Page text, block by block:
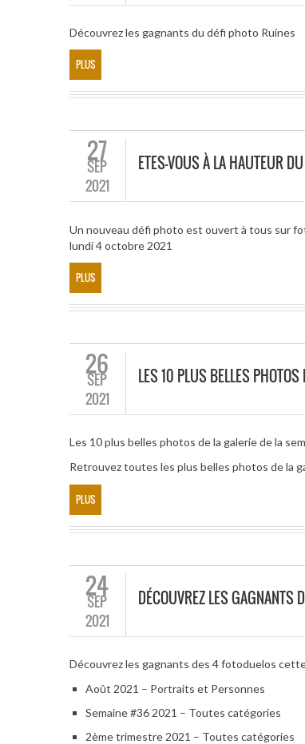
Découvrez les gagnants du défi photo Ruines
PLUS
27
SEP
2021
ETES-VOUS À LA HAUTEUR
Un nouveau défi photo est ouvert à tous sur
lundi 4 octobre 2021
PLUS
26
SEP
2021
LES 10 PLUS BELLES
Les 10 plus belles photos de la galerie de la
Retrouvez toutes les plus belles photos de la
PLUS
24
SEP
2021
DÉCOUVREZ LES GAGNANTS
Découvrez les gagnants des 4 fotoduelos
Août 2021 – Portraits et Personnes
Semaine #36 2021 – Toutes catégories
2ème trimestre 2021 – Toutes catégories